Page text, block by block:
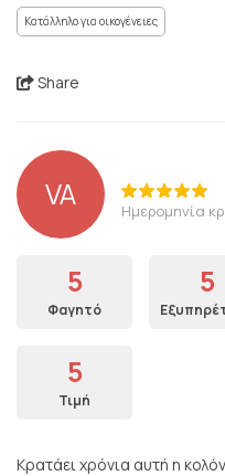
Κατάλληλο για οικογένειες
Share
VA Ημερομηνία
5
Φαγητό
5
5
Τιμή
Κρατάει χρόνια αυτή η